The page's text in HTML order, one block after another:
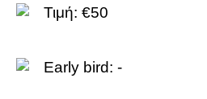
Τιμή: €50
Early bird: -